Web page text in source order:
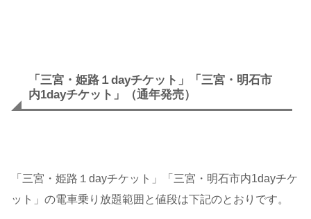
「三宮・姫路１dayチケット」「三宮・明石市
内1dayチケット」（通年発売）
「三宮・姫路１dayチケット」「三宮・明石市内1dayチケ
ット」の電車乗り放題範囲と値段は下記のとおりです。